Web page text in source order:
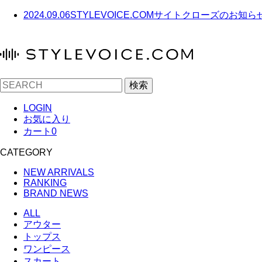
2024.09.06STYLEVOICE.COMサイトクローズのお知ら
検索
LOGIN
お気に入り
カート 0
CATEGORY
NEW ARRIVALS
RANKING
BRAND NEWS
ALL
アウター
トップス
ワンピース